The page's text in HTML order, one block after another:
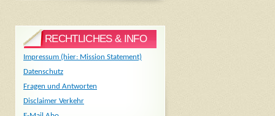
RECHTLICHES & INFO
Impressum (hier: Mission Statement)
Datenschutz
Fragen und Antworten
Disclaimer Verkehr